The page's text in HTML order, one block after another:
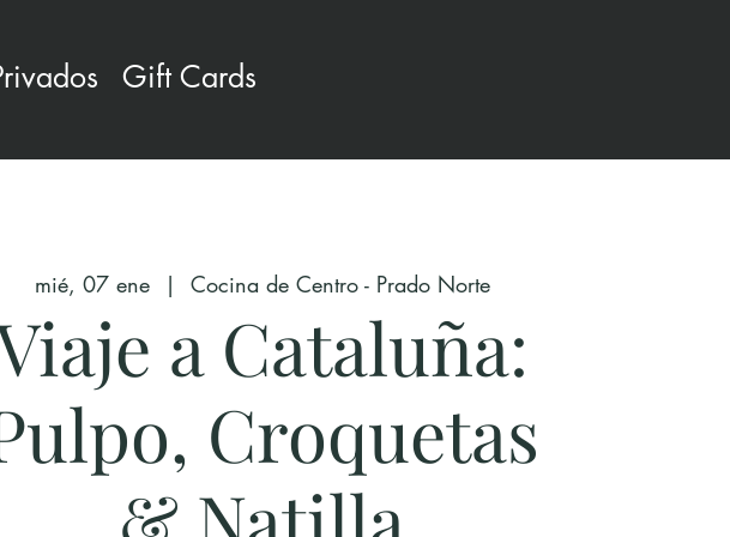
Gift Cards
mié, 07 ene
  |
Cocina de Centro - Prado Norte
a Cataluña:
Croquetas